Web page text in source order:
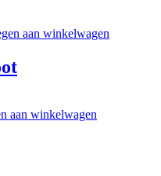
aan winkelwagen
aan winkelwagen